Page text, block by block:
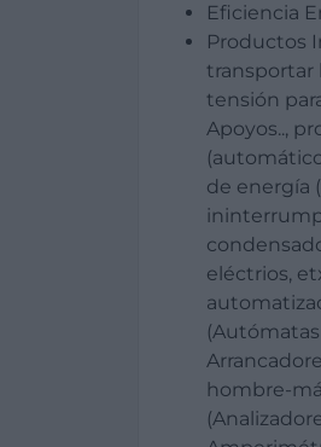
Eficiencia
Productos
transportar
tensión
Apoyos..,
de energía
eléctrios,
hombre-